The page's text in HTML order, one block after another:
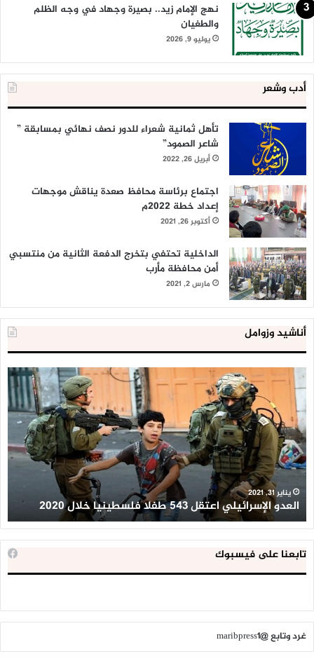
نهج الإمام زيد.. بصيرة وجهاد في وجه الظلم
والطغيان
يوليو 9, 2026
أدب وشعر
تأهل ثمانية شعراء للدور نصف نهائي بمسابقة ”
شاعر الصمود”
أبريل 26, 2022
اجتماع برئاسة محافظ صعدة يناقش موجهات
إعداد خطة 2022م
أكتوبر 26, 2021
الداخلية تحتفي بتخرج الدفعة الثانية من منتسبي
أمن محافظة مأرب
مارس 2, 2021
أناشيد وزوامل
العدو
الإسرائيلي
اعتقل
543
طفلا
فلسطينيا
خلال
2020
يناير 31, 2021
العدو الإسرائيلي اعتقل 543 طفلا فلسطينيا خلال 2020
تابعنا على فيسبوك
غرد وتابع @maribpress1